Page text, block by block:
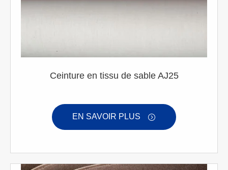
Ceinture en tissu de sable AJ25
EN SAVOIR PLUS 